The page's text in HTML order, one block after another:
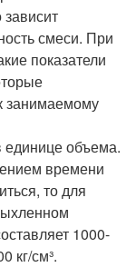
смеси. При
показатели
занимаемому
объема.
времени
то для
1000-
кг/см³.